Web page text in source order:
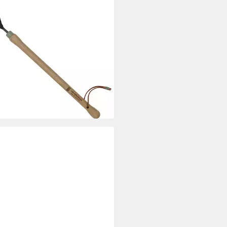
Hochbeet-
€
- in 2-3 Werktagen bei dir